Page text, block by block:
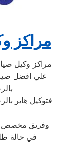
مراكز
علي افضل
فتوكيل هاير
في حالة